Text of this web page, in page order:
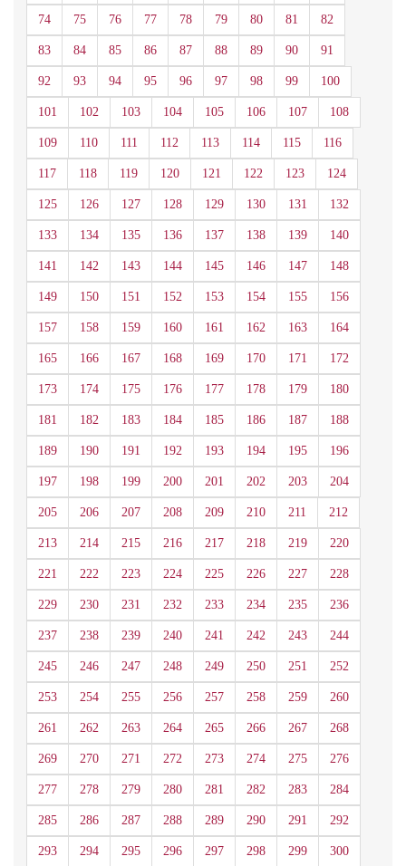
74 75 76 77 78 79 80 81 82
83 84 85 86 87 88 89 90 91
92 93 94 95 96 97 98 99 100
101 102 103 104 105 106 107 108
109 110 111 112 113 114 115 116
117 118 119 120 121 122 123 124
125 126 127 128 129 130 131 132
133 134 135 136 137 138 139 140
141 142 143 144 145 146 147 148
149 150 151 152 153 154 155 156
157 158 159 160 161 162 163 164
165 166 167 168 169 170 171 172
173 174 175 176 177 178 179 180
181 182 183 184 185 186 187 188
189 190 191 192 193 194 195 196
197 198 199 200 201 202 203 204
205 206 207 208 209 210 211 212
213 214 215 216 217 218 219 220
221 222 223 224 225 226 227 228
229 230 231 232 233 234 235 236
237 238 239 240 241 242 243 244
245 246 247 248 249 250 251 252
253 254 255 256 257 258 259 260
261 262 263 264 265 266 267 268
269 270 271 272 273 274 275 276
277 278 279 280 281 282 283 284
285 286 287 288 289 290 291 292
293 294 295 296 297 298 299 300